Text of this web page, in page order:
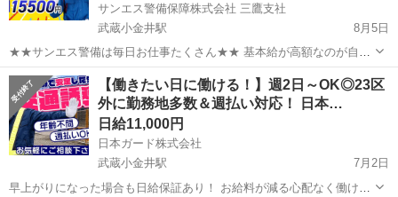
サンエス警備保障株式会社 三鷹支社
武蔵小金井駅
8月5日
★★サンエス警備は毎日お仕事たくさん★★ 基本給が高額なのが自慢
♪未経験も大歓迎！ ＞＞常に現場豊富&交通費モチロン全額支給＜＜
『完全直行直帰でラクラク』 現場への直行直帰が基本で、毎週・毎月
等の定期的な出社は不要です！ ...
東京 小金井市 武蔵小金井駅 警備員
サンエス警備保障株式会社
【働きたい日に働ける！】週2日～OK◎23区
外に勤務地多数＆週払い対応！ 日本…
日給11,000円
日本ガード株式会社
武蔵小金井駅
7月2日
早上がりになった場合も日給保証あり！ お給料が減る心配なく働けま